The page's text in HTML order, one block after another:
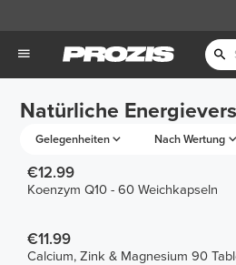
Natürliche
Gelegenheiten Nach Wertung
€12.99
Koenzym Q10 - 60 Weichkapseln
€11.99
Calcium, Zink & Magnesium 90